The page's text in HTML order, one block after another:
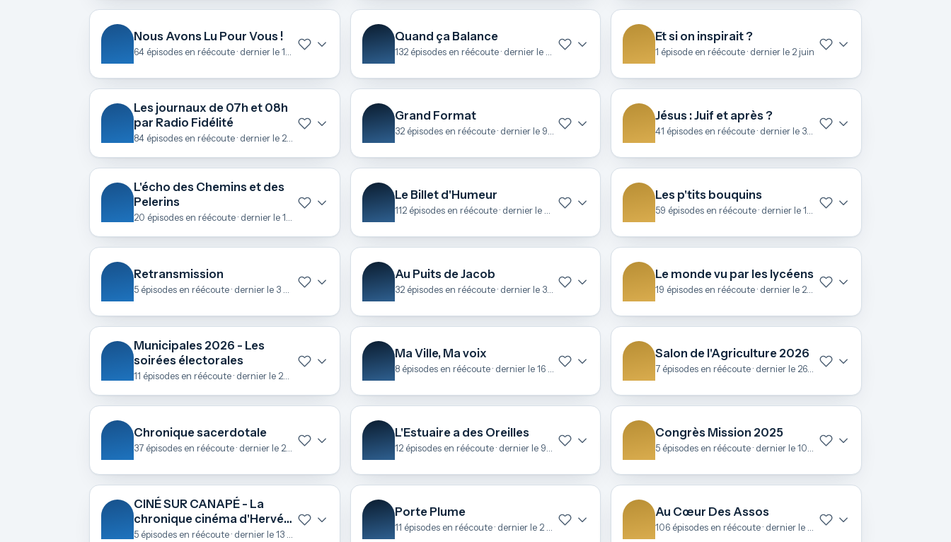
Nous Avons Lu Pour Vous ! Quand ça Balance Et si on inspirait ?
1 épisode en réécoute · dernier le 2 juin
Les journaux de 07h et 08h
par Radio Fidélité
84 épisodes en réécoute · dernier le 21 mai
Grand Format Jésus : Juif et après ?
L'écho des Chemins et des
Pelerins
20 épisodes en réécoute · dernier le 1 mai
Le Billet d'Humeur Les p'tits bouquins
Retransmission Au Puits de Jacob
32 épisodes en réécoute · dernier le 31 mars
Le monde vu par les lycéens
Municipales 2026 - Les
soirées électorales
11 épisodes en réécoute · dernier le 23 mars
Ma Ville, Ma voix Salon de l'Agriculture 2026
Chronique sacerdotale L'Estuaire a des Oreilles Congrès Mission 2025
CINÉ SUR CANAPÉ - La
chronique cinéma d'Hervé
Le Roch
5 épisodes en réécoute · dernier le 13 octobre
Porte Plume Au Cœur Des Assos